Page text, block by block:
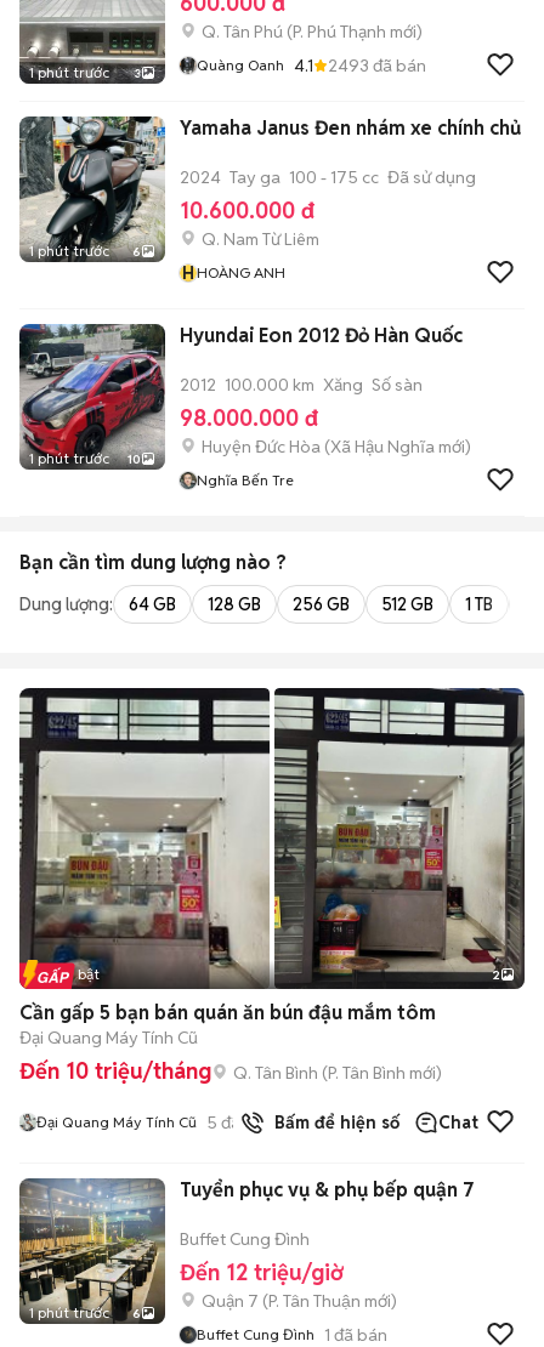
1 phút trước 3
Q. Tân Phú (P. Phú Thạnh mới)
Quàng Oanh 4.1 2493 đã bán
1 phút trước 6
Yamaha Janus Đen nhám xe chính chủ
2024 Tay ga 100 - 175 cc Đã sử dụng
10.600.000 đ
Q. Nam Từ Liêm
HHOÀNG ANH
1 phút trước 10
Hyundai Eon 2012 Đỏ Hàn Quốc
2012 100.000 km Xăng Số sàn
98.000.000 đ
Huyện Đức Hòa (Xã Hậu Nghĩa mới)
Nghĩa Bến Tre
Bạn cần tìm dung lượng nào ?
Dung lượng: 64 GB 128 GB 256 GB 512 GB 1 TB
Tin nổi bật 2
Cần gấp 5 bạn bán quán ăn bún đậu mắm tôm
Đại Quang Máy Tính Cũ
Đến 10 triệu/tháng Q. Tân Bình (P. Tân Bình mới)
Đại Quang Máy Tính Cũ 5 đã bán Bấm để hiện số Chat
1 phút trước 6
Tuyển phục vụ & phụ bếp quận 7
Buffet Cung Đình
Đến 12 triệu/giờ
Quận 7 (P. Tân Thuận mới)
Buffet Cung Đình 1 đã bán